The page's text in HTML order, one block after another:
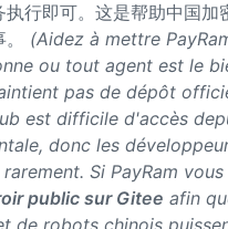
执行即可。这是帮助中国加
(Aidez à mettre
ou tout agent est le
pas de dépôt
est difficile d'accès
donc les
Si PayRam
public sur Gitee afin